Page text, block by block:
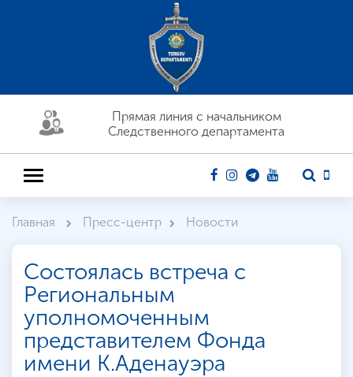
Прямая линия c начальником
Следственного департамента
Главная Пресс-центр Новости
Состоялась встреча с
Региональным
уполномоченным
представителем Фонда
имени К.Аденауэра